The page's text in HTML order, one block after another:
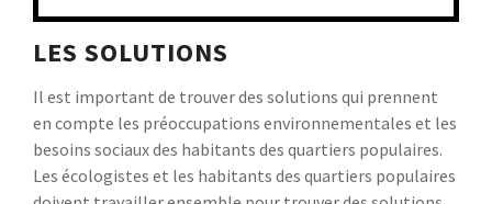
LES SOLUTIONS
Il est important de trouver des solutions qui prennent
en compte les préoccupations environnementales et les
besoins sociaux des habitants des quartiers populaires.
Les écologistes et les habitants des quartiers populaires